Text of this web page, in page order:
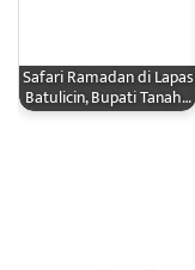
Safari Ramadan di Lapas
Batulicin, Bupati Tanah…